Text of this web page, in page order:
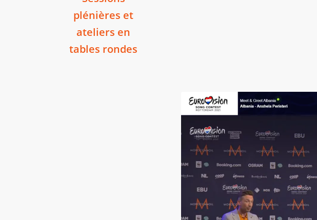
plénières et
ateliers en
tables rondes